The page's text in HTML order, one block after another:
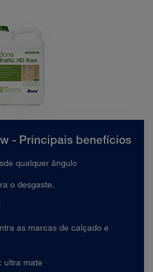
- Principais benefícios
qualquer ângulo
o desgaste.
as marcas de calçado e
ultra mate